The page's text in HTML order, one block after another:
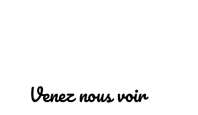
Venez nous voir